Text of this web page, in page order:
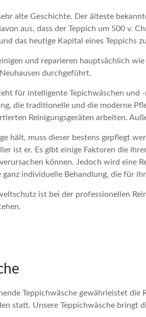
alte Geschichte. Der älteste
aus, dass der Teppich um 500 v.
das heutige Kapital eines Teppichs
und reparieren hauptsächlich
durchgeführt.
für intelligente Tepichwäschen
die traditionelle und die moderne
Reinigungsgeräten arbeiten.
hält, muss dieser bestens gepflegt
ist er. Es gibt einige Faktoren die
können. Jedoch wird eine
ganz individuelle Behandlung, die für
ist bei der professionellen
Teppichwäsche gewährleistet
statt. Unsere Teppichwäsche bringt